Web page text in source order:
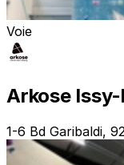
Voie
Arkose
1-6 Bd Garibaldi,